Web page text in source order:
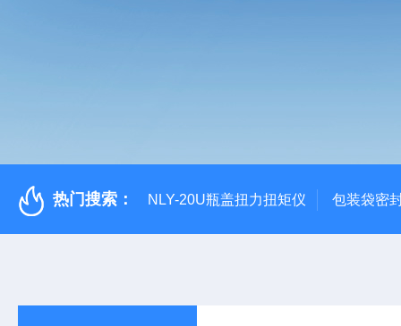
热门搜索： NLY-20U瓶盖扭力扭矩仪 包装袋密